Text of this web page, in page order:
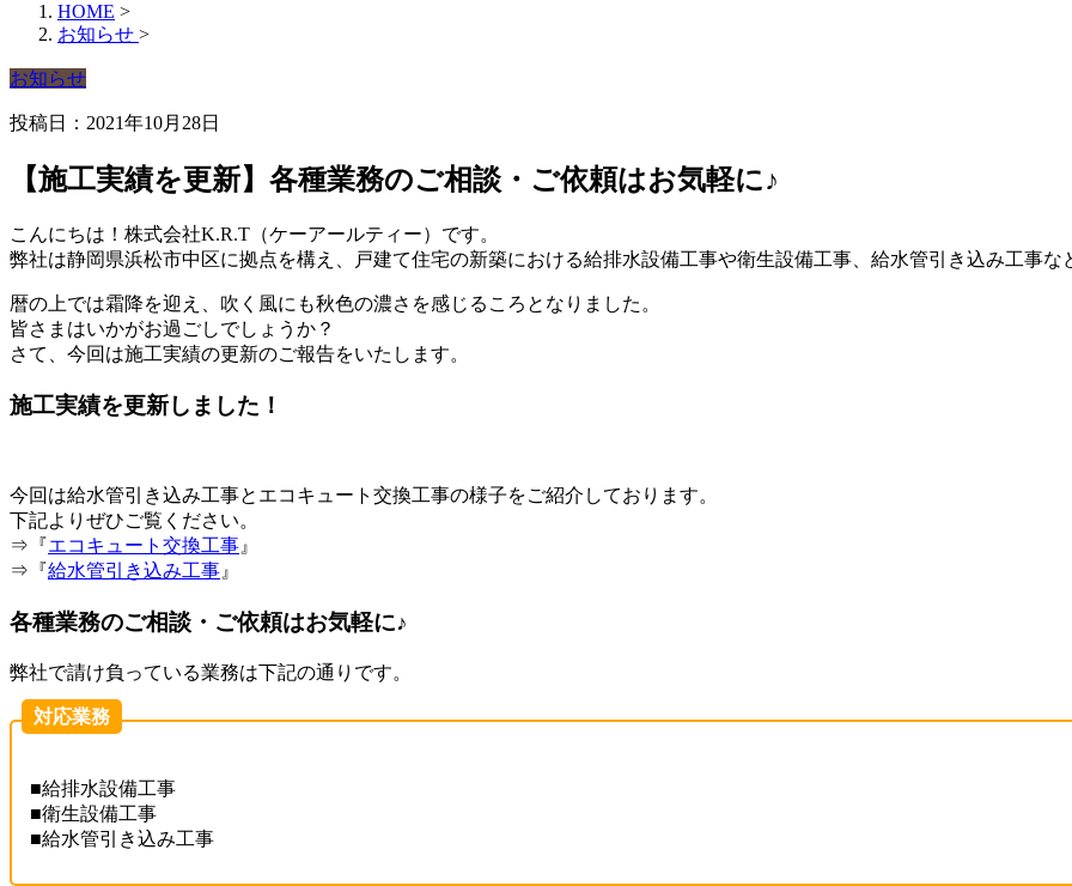
HOME >
お知らせ >
お知らせ
投稿日：2021年10月28日
【施工実績を更新】各種業務のご相談・ご依頼はお気軽に♪
こんにちは！株式会社K.R.T（ケーアールティー）です。
弊社は静岡県浜松市中区に拠点を構え、戸建て住宅の新築における給排水設備工事や衛生設備工事、給水管引き込み工事な
暦の上では霜降を迎え、吹く風にも秋色の濃さを感じるころとなりました。
皆さまはいかがお過ごしでしょうか？
さて、今回は施工実績の更新のご報告をいたします。
施工実績を更新しました！
今回は給水管引き込み工事とエコキュート交換工事の様子をご紹介しております。
下記よりぜひご覧ください。
⇒『エコキュート交換工事 』
⇒『給水管引き込み工事 』
各種業務のご相談・ご依頼はお気軽に♪
弊社で請け負っている業務は下記の通りです。
対応業務
■給排水設備工事
■衛生設備工事
■給水管引き込み工事